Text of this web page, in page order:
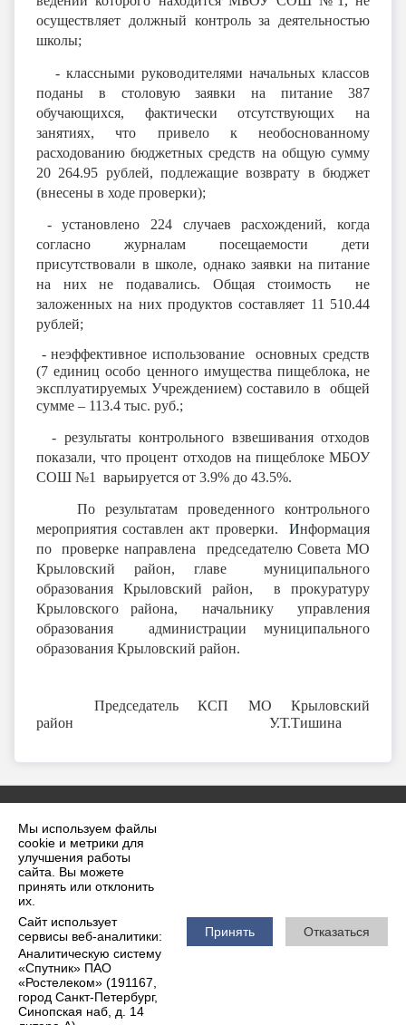
Мы используем файлы
cookie и метрики для
улучшения работы
сайта. Вы можете
принять или отклонить
их.
Сайт использует
сервисы веб-аналитики:
Аналитическую систему
«Спутник» ПАО
«Ростелеком» (191167,
город Санкт-Петербург,
Синопская наб, д. 14
Принять Отказаться
осуществляет должный контроль за деятельностью
школы;
- классными руководителями начальных классов
поданы в столовую заявки на питание 387
обучающихся, фактически отсутствующих на
занятиях, что привело к необоснованному
расходованию бюджетных средств на общую сумму
20 264.95 рублей, подлежащие возврату в бюджет
(внесены в ходе проверки);
- установлено 224 случаев расхождений, когда
согласно журналам посещаемости дети
присутствовали в школе, однако заявки на питание
на них не подавались. Общая стоимость не
заложенных на них продуктов составляет 11 510.44
рублей;
- неэффективное использование основных средств
(7 единиц особо ценного имущества пищеблока, не
эксплуатируемых Учреждением) составило в общей
сумме – 113.4 тыс. руб.;
- результаты контрольного взвешивания отходов
показали, что процент отходов на пищеблоке МБОУ
СОШ №1 варьируется от 3.9% до 43.5%.
По результатам проведенного контрольного
мероприятия составлен акт проверки. Информация
по проверке направлена председателю Совета МО
Крыловский район, главе муниципального
образования Крыловский район, в прокуратуру
Крыловского района, начальнику управления
образования администрации муниципального
образования Крыловский район.
Председатель КСП МО Крыловский
район У.Т.Тишина
2026 г. krilovskaya.ru
Вход
Карта сайта
Политика обработки персональных данных
Сделано на KubCMS
Разработка и поддержка